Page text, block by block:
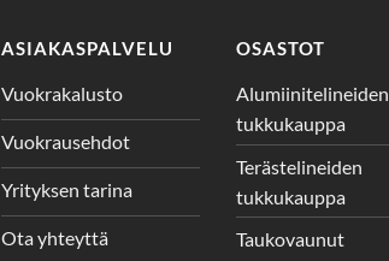
ASIAKASPALVELU
Vuokrakalusto
Vuokrausehdot
Yrityksen tarina
Ota yhteyttä
OSASTOT
Alumiinitelineiden
tukkukauppa
Terästelineiden
tukkukauppa
Taukovaunut